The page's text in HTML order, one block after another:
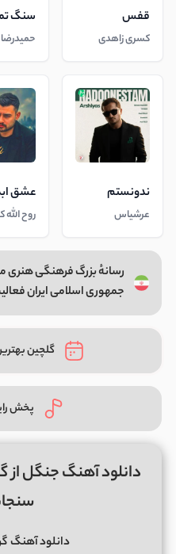
قفس
کسری زاهدی
سنگ
حمیدرضا
ندونستم
عرشیاس
عشق
روح
رسانهٔ بزرگ فرهنگی هنری
جمهوری اسلامی ایران
گلچین
پخش
دانلود آهنگ جنگل از
دانلود آهنگ